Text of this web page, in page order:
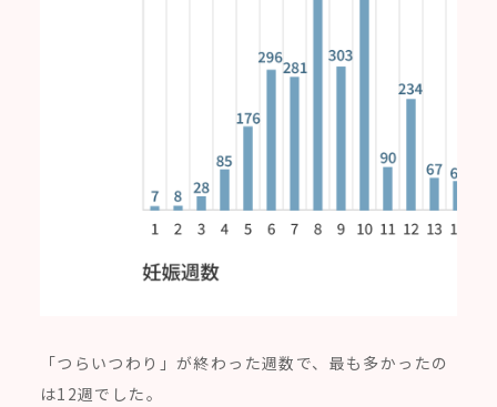
「つらいつわり」が終わった週数で、最も多かったの
は12週でした。